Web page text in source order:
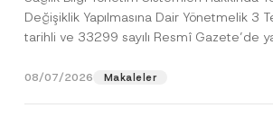
Değişiklik Yapılmasına Dair Yönetmelik 3
tarihli ve 33299 sayılı Resmî Gazete’de
08/07/2026 Makaleler